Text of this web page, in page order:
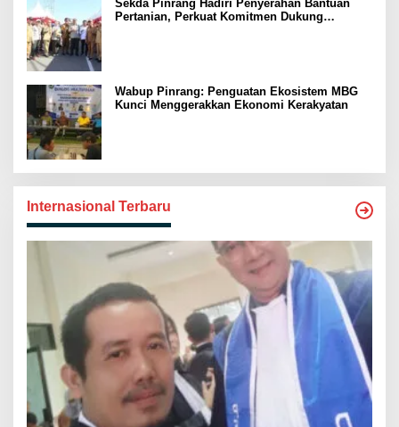
Sekda Pinrang Hadiri Penyerahan Bantuan
Pertanian, Perkuat Komitmen Dukung
Wabup Pinrang: Penguatan Ekosistem MBG
Kunci Menggerakkan Ekonomi Kerakyatan
Internasional Terbaru